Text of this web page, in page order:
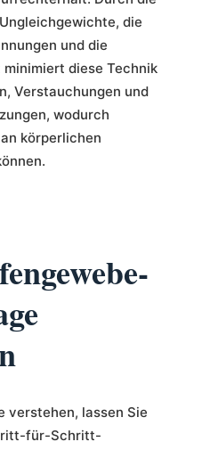
die
und die
diese Technik
Verstauchungen und
wodurch
körperlichen
verstehen, lassen Sie
für-Schritt-